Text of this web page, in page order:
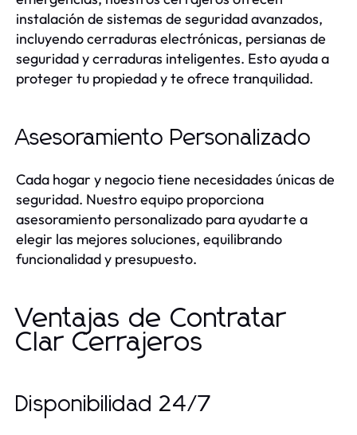
instalación de sistemas de seguridad avanzados,
incluyendo cerraduras electrónicas, persianas de
seguridad y cerraduras inteligentes. Esto ayuda a
proteger tu propiedad y te ofrece tranquilidad.
Asesoramiento Personalizado
Cada hogar y negocio tiene necesidades únicas de
seguridad. Nuestro equipo proporciona
asesoramiento personalizado para ayudarte a
elegir las mejores soluciones, equilibrando
funcionalidad y presupuesto.
Ventajas de Contratar
Clar Cerrajeros
Disponibilidad 24/7